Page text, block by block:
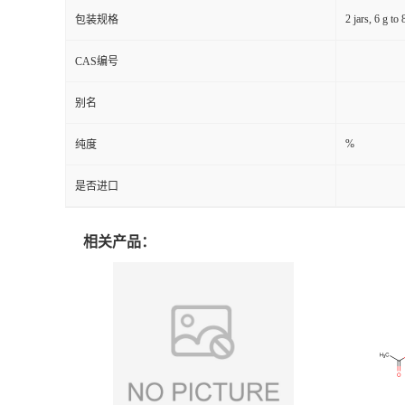
包装规格 2 jars, 6 g to
CAS编号
别名
纯度 %
是否进口
相关产品：